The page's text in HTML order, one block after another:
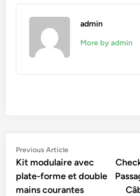
admin
More by admin
Navigation
de
l’article
Previous ArticlePrevious
article:
Kit modulaire avec
plate-forme et double
mains courantes